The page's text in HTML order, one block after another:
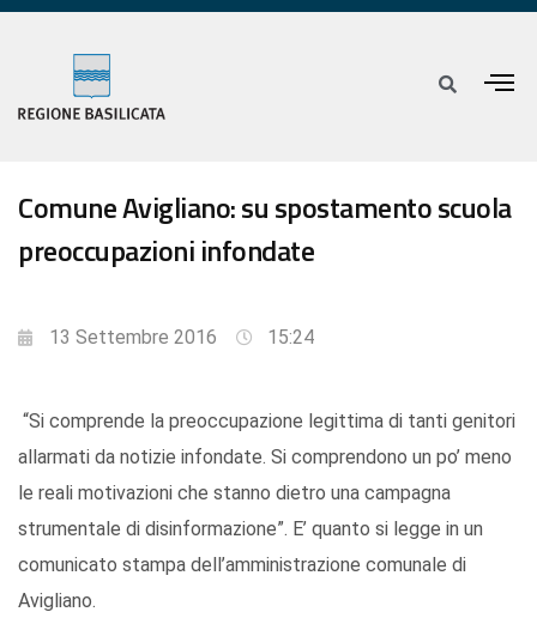
Comune Avigliano: su spostamento scuola
preoccupazioni infondate
13 Settembre 2016 15:24
“Si comprende la preoccupazione legittima di tanti genitori
allarmati da notizie infondate. Si comprendono un po’ meno
le reali motivazioni che stanno dietro una campagna
strumentale di disinformazione”. E’ quanto si legge in un
comunicato stampa dell’amministrazione comunale di
Avigliano.